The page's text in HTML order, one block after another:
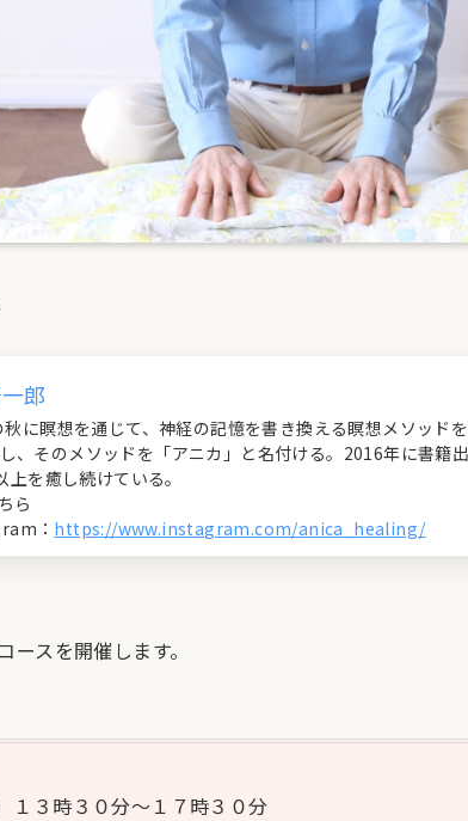
郎
に瞑想を通じて、神経の記憶を書き換える瞑想メソッド
、そのメソッドを「アニカ」と名付ける。2016年に書籍
上を癒し続けている。
ら
： https://www.instagram.com/anica_healing/
スを開催します。
１３時３０分～１７時３０分